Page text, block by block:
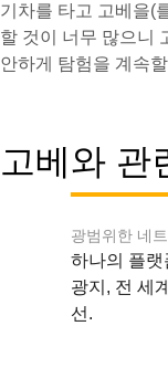
기차를 타고 고베을(
할 것이 너무 많으니
안하게 탐험을 계속
고베와 관
광범위한 네
하나의 플
광지, 전 세
선.